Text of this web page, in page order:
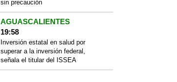
sin precaución
AGUASCALIENTES
19:58
Inversión estatal en salud por
superar a la inversión federal,
señala el titular del ISSEA